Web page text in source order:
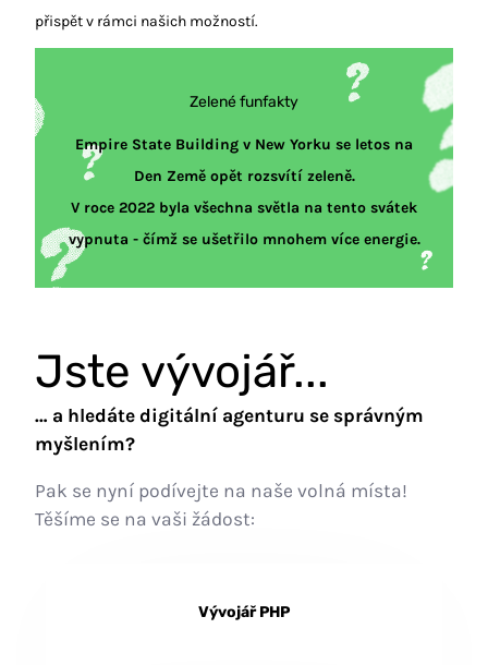
přispět v rámci našich možností.
Zelené funfakty
Empire State Building v New Yorku se letos na
Den Země opět rozsvítí zeleně.
V roce 2022 byla všechna světla na tento svátek
vypnuta - čímž se ušetřilo mnohem více energie.
Jste vývojář...
… a hledáte digitální agenturu se správným
myšlením?
Pak se nyní podívejte na naše volná místa!
Těšíme se na vaši žádost:
Vývojář PHP